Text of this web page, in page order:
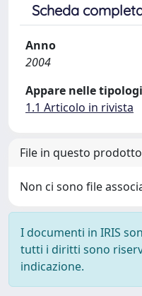
Scheda
Anno
2004
Appare nelle
1.1 Articolo in rivista
File in questo
Non ci sono file
I documenti in IRIS
tutti i diritti sono
indicazione.